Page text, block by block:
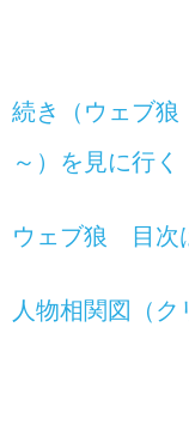
続き（ウェブ
～）を見に行く
ウェブ狼 目次
人物相関図（ク